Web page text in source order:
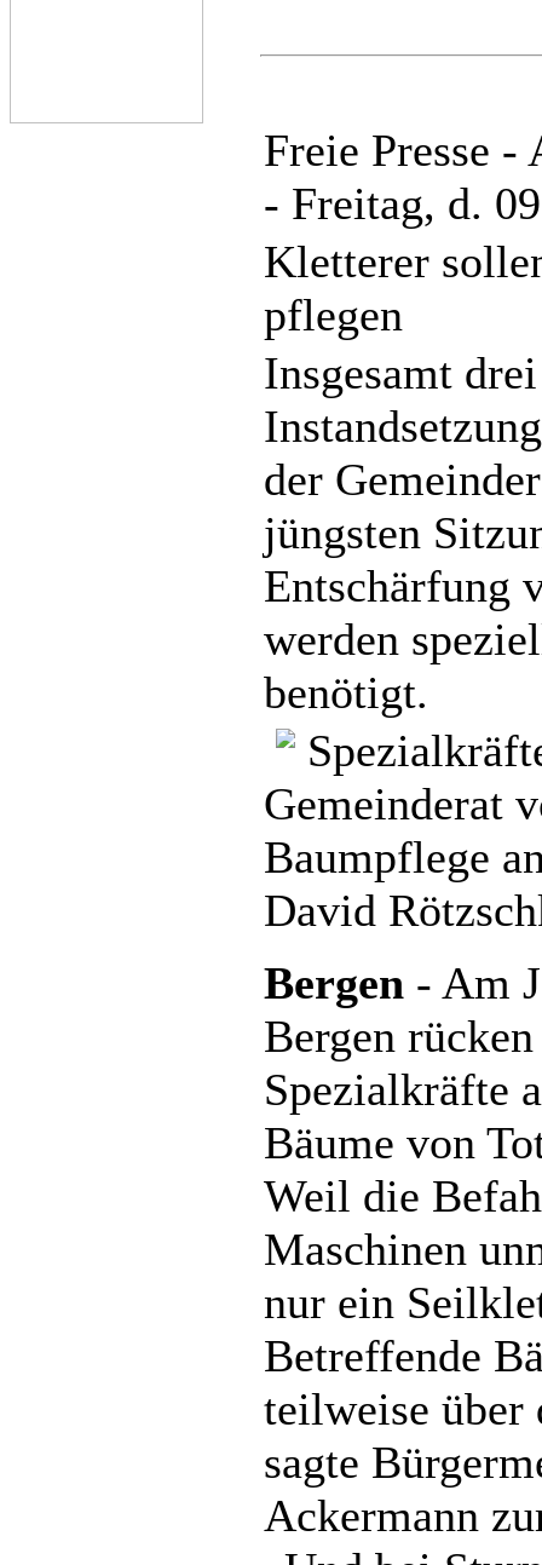
Freie Presse -
- Freitag, d.
Kletterer
pflegen
Insgesamt drei
der
jüngsten
Entschärfung
werden
benötigt.
Gemeinderat
Baumpflege
David
Bergen - Am
Bergen
Spezialkräfte
Bäume von
Weil die
Maschinen
nur ein
Betreffende
teilweise über
sagte
Ackermann